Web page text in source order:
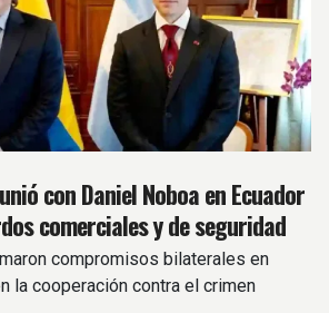
con Daniel Noboa en Ecuador
comerciales y de seguridad
compromisos bilaterales en
la cooperación contra el crimen